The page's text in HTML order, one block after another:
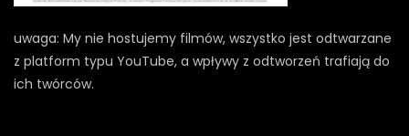
uwaga: My nie hostujemy filmów, wszystko jest odtwarzane
z platform typu YouTube, a wpływy z odtworzeń trafiają do
ich twórców.